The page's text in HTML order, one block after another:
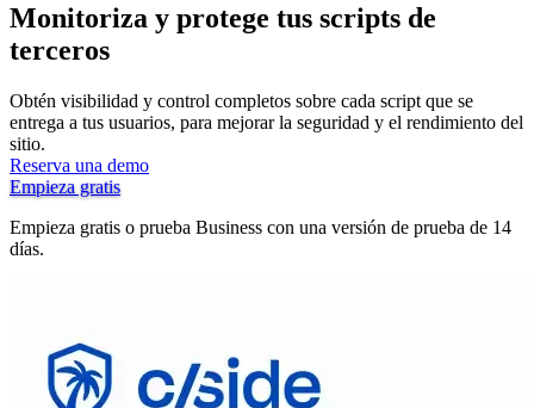
Monitoriza y protege tus scripts de
terceros
Obtén visibilidad y control completos sobre cada script que se
entrega a tus usuarios, para mejorar la seguridad y el rendimiento del
sitio.
Reserva una demo
Empieza gratis
Empieza gratis o prueba Business con una versión de prueba de 14
días.